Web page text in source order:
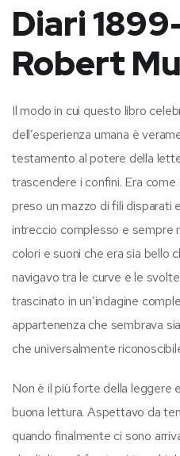
Diari
Robert
Il modo in cui questo libro
dell’esperienza umana è
testamento al potere della
trascendere i confini. Era
preso un mazzo di fili disparati
intreccio complesso e sempre
colori e suoni che era sia bello
navigavo tra le curve e le
trascinato in un’indagine
appartenenza che sembrava
che universalmente
Non è il più forte della leggere
buona lettura. Aspettavo da
quando finalmente ci sono